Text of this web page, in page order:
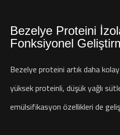
Bezelye Proteini
Fonksiyonel
Bezelye proteini artık daha
yüksek proteinli, düşük yağlı
emülsifikasyon özellikleri de